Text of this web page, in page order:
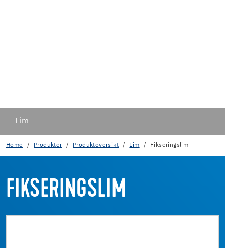
Lim
Home Produkter Produktoversikt Lim Fikseringslim
FIKSERINGSLIM